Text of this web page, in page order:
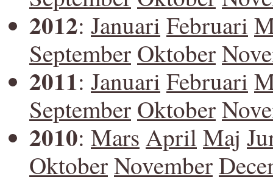
2012: Januari Februari
September Oktober
2011: Januari Februari
September Oktober
2010: Mars April Maj
OktoberNovember